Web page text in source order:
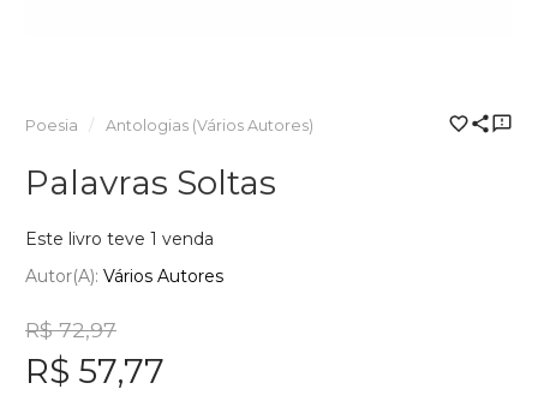
Poesia Antologias (Vários Autores)
Palavras Soltas
Este livro teve 1 venda
Autor(a): Vários Autores
R$ 72,97
R$ 57,77